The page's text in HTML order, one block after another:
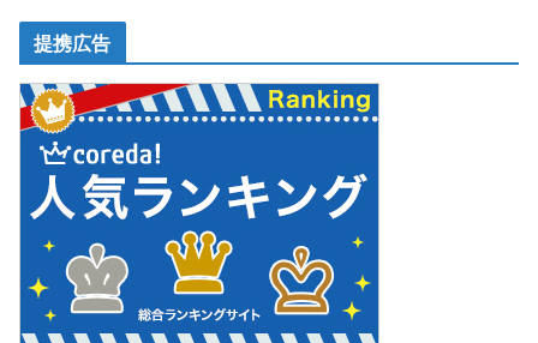
提携広告